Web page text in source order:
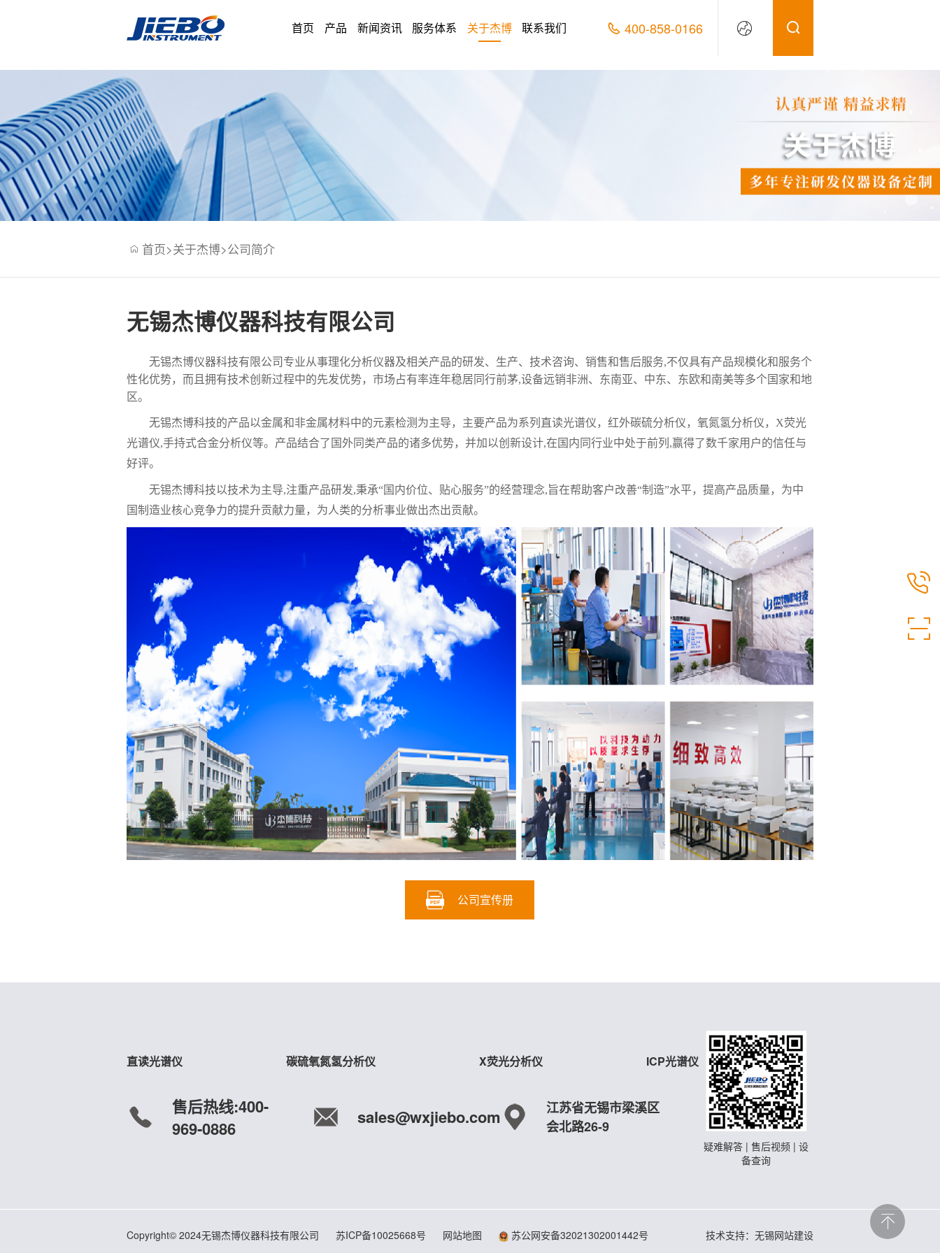
首页 产品
仪
碳硫氧氮氢分析仪
CS995 高频红外碳硫分析仪
CS996 高频红外碳硫分析仪
CS2020 高频红外碳硫分析仪
ONH-508 氧氮氢分析仪
EDX P9800手持式X射线荧光分析仪
JB-1000 电感耦合等离子体光谱仪
新闻资讯 服务体系 关于杰博 联系我们 400-858-0166
首页>关于杰博>公司简介
无锡杰博仪器科技有限公司
无锡杰博仪器科技有限公司专业从事理化分析仪器及相关产品的研发、生产、技术咨询、销售和售后服务,不仅具有产品规模化和服务个
性化优势，而且拥有技术创新过程中的先发优势，市场占有率连年稳居同行前茅,设备远销非洲、东南亚、中东、东欧和南美等多个国家和地
区。
无锡杰博科技的产品以金属和非金属材料中的元素检测为主导，主要产品为系列直读光谱仪，红外碳硫分析仪，氧氮氢分析仪，X荧光
光谱仪,手持式合金分析仪等。产品结合了国外同类产品的诸多优势，并加以创新设计,在国内同行业中处于前列,赢得了数千家用户的信任与
好评。
无锡杰博科技以技术为主导,注重产品研发,秉承“国内价位、贴心服务”的经营理念,旨在帮助客户改善“制造”水平，提高产品质量，为中
国制造业核心竞争力的提升贡献力量，为人类的分析事业做出杰出贡献。
公司宣传册
直读光谱仪 碳硫氧氮氢分析仪 X荧光分析仪 ICP光谱仪
售后热线:400-
969-0886
sales@wxjiebo.com
江苏省无锡市梁溪区
会北路26-9
疑难解答 | 售后视频 | 设
备查询
Copyright© 2024无锡杰博仪器科技有限公司 苏ICP备10025668号 网站地图 苏公网安备32021302001442号 技术支持：无锡网站建设